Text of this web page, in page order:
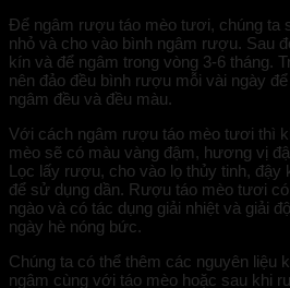
Để ngâm rượu táo mèo tươi, chúng ta
nhỏ và cho vào bình ngâm rượu. Sau
kín và để ngâm trong vòng 3-6 tháng.
nên đảo đều bình rượu mỗi vài ngày
ngâm đều và đều màu.
Với cách ngâm rượu táo mèo tươi thì
mèo sẽ có màu vàng đậm, hương vị
Lọc lấy rượu, cho vào lọ thủy tinh, đậy
để sử dụng dần. Rượu táo mèo tươi
ngào và có tác dụng giải nhiệt và giải
ngày hè nóng bức.
Chúng ta có thể thêm các nguyên liệu
ngâm cùng với táo mèo hoặc sau khi